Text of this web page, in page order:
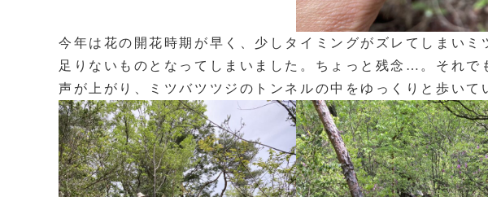
今年は花の開花時期が早く、少しタイミングがズレてしまい
足りないものとなってしまいました。ちょっと残念…。それで
声が上がり、ミツバツツジのトンネルの中をゆっくりと歩い